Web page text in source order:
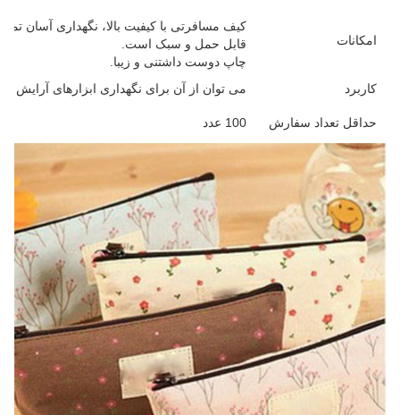
امکانات
کیف مسافرتی با کیفیت بالا، نگهداری آسان
قابل حمل و سبک است.
چاپ دوست داشتنی و زیبا.
کاربرد
می توان از آن برای نگهداری ابزارهای آرایش
حداقل تعداد سفارش 100 عدد